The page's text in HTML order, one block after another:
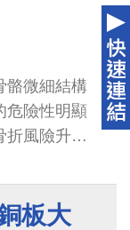
骼微細結構
危險性明顯
折風險升高
板大